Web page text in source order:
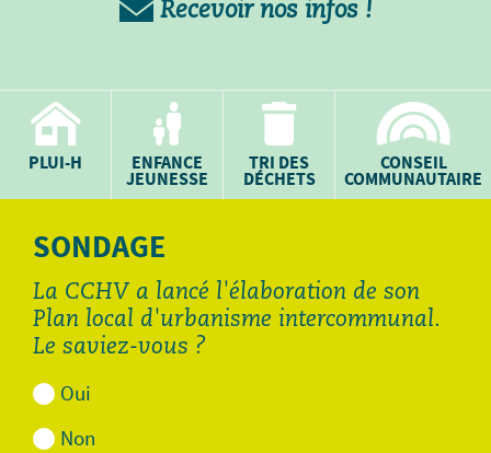
PLUI-H ENFANCE
JEUNESSE
TRI DES
DÉCHETS
CONSEIL
COMMUNAUTAIRE
Recevoir nos infos !
SONDAGE
La CCHV a lancé l'élaboration de son
Plan local d'urbanisme intercommunal.
Le saviez-vous ?
Oui
Non